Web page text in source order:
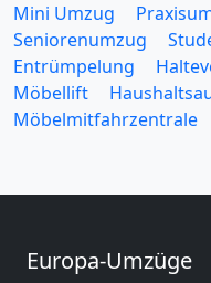
Mini Umzug
Seniorenumzug
Entrümpelung
Möbellift
Möbelmitfahrzentrale
Europa-Umzüge